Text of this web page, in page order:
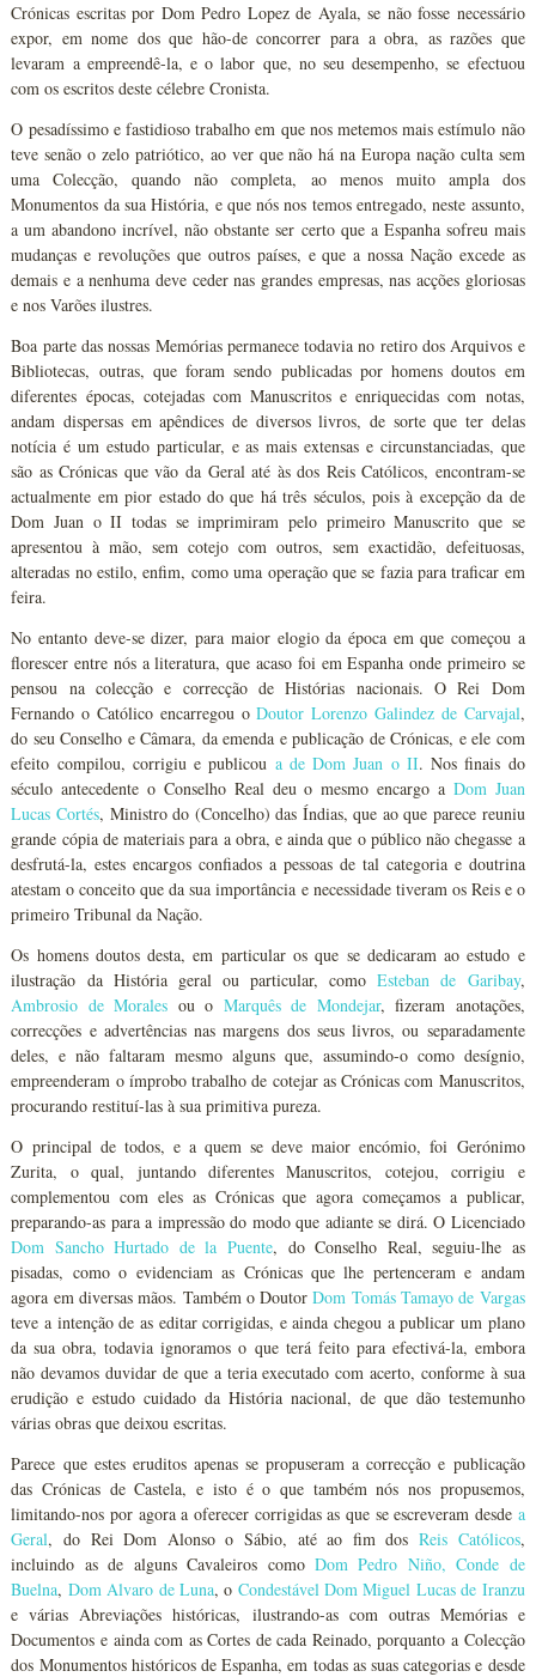
Crónicas escritas por Dom Pedro Lopez de Ayala, se não fosse necessário
expor, em nome dos que hão-de concorrer para a obra, as razões que
levaram a empreendê-la, e o labor que, no seu desempenho, se efectuou
com os escritos deste célebre Cronista.
O pesadíssimo e fastidioso trabalho em que nos metemos mais estímulo não
teve senão o zelo patriótico, ao ver que não há na Europa nação culta sem
uma Colecção, quando não completa, ao menos muito ampla dos
Monumentos da sua História, e que nós nos temos entregado, neste assunto,
a um abandono incrível, não obstante ser certo que a Espanha sofreu mais
mudanças e revoluções que outros países, e que a nossa Nação excede as
demais e a nenhuma deve ceder nas grandes empresas, nas acções gloriosas
e nos Varões ilustres.
Boa parte das nossas Memórias permanece todavia no retiro dos Arquivos e
Bibliotecas, outras, que foram sendo publicadas por homens doutos em
diferentes épocas, cotejadas com Manuscritos e enriquecidas com notas,
andam dispersas em apêndices de diversos livros, de sorte que ter delas
notícia é um estudo particular, e as mais extensas e circunstanciadas, que
são as Crónicas que vão da Geral até às dos Reis Católicos, encontram-se
actualmente em pior estado do que há três séculos, pois à excepção da de
Dom Juan o II todas se imprimiram pelo primeiro Manuscrito que se
apresentou à mão, sem cotejo com outros, sem exactidão, defeituosas,
alteradas no estilo, enfim, como uma operação que se fazia para traficar em
feira.
No entanto deve-se dizer, para maior elogio da época em que começou a
florescer entre nós a literatura, que acaso foi em Espanha onde primeiro se
pensou na colecção e correcção de Histórias nacionais. O Rei Dom
Fernando o Católico encarregou oDoutor Lorenzo Galindez de Carvajal,
do seu Conselho e Câmara, da emenda e publicação de Crónicas, e ele com
efeito compilou, corrigiu e publicou a de Dom Juan o II. Nos finais do
século antecedente o Conselho Real deu o mesmo encargo a Dom Juan
Lucas Cortés, Ministro do (Concelho) das Índias, que ao que parece reuniu
grande cópia de materiais para a obra, e ainda que o público não chegasse a
desfrutá-la, estes encargos confiados a pessoas de tal categoria e doutrina
atestam o conceito que da sua importância e necessidade tiveram os Reis e o
primeiro Tribunal da Nação.
Os homens doutos desta, em particular os que se dedicaram ao estudo e
ilustração da História geral ou particular, comoEsteban de Garibay,
Ambrosio de Morales ou o Marquês de Mondejar, fizeram anotações,
correcções e advertências nas margens dos seus livros, ou separadamente
deles, e não faltaram mesmo alguns que, assumindo-o como desígnio,
empreenderam o ímprobo trabalho de cotejar as Crónicas com Manuscritos,
procurando restituí-las à sua primitiva pureza.
O principal de todos, e a quem se deve maior encómio, foi Gerónimo
Zurita, o qual, juntando diferentes Manuscritos, cotejou, corrigiu e
complementou com eles as Crónicas que agora começamos a publicar,
preparando-as para a impressão do modo que adiante se dirá. O Licenciado
Dom Sancho Hurtado de la Puente, do Conselho Real, seguiu-lhe as
pisadas, como o evidenciam as Crónicas que lhe pertenceram e andam
agora em diversas mãos. Também o DoutorDom Tomás Tamayo de Vargas
teve a intenção de as editar corrigidas, e ainda chegou a publicar um plano
da sua obra, todavia ignoramos o que terá feito para efectivá-la, embora
não devamos duvidar de que a teria executado com acerto, conforme à sua
erudição e estudo cuidado da História nacional, de que dão testemunho
várias obras que deixou escritas.
Parece que estes eruditos apenas se propuseram a correcção e publicação
das Crónicas de Castela, e isto é o que também nós nos propusemos,
limitando-nos por agora a oferecer corrigidas as que se escreveram desde a
Geral, do Rei Dom Alonso o Sábio, até ao fim dos Reis Católicos,
incluindo as de alguns Cavaleiros como Dom Pedro Niño, Conde de
Buelna, Dom Alvaro de Luna, o Condestável Dom Miguel Lucas de Iranzu
e várias Abreviações históricas, ilustrando-as com outras Memórias e
Documentos e ainda com as Cortes de cada Reinado, porquanto a Colecção
dos Monumentos históricos de Espanha, em todas as suas categorias e desde